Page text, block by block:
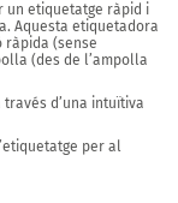
un etiquetatge ràpid i
Aquesta etiquetadora
ràpida (sense
(des de l’ampolla
través d’una intuïtiva
per al